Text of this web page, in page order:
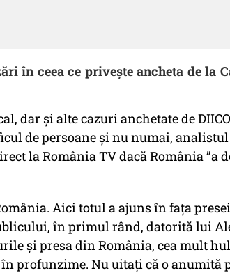
în ceea ce privește ancheta de la
dar și alte cazuri anchetate de
de persoane și nu numai,
la România TV dacă România ”a
Aici totul a ajuns în fața
în primul rând, datorită lui
și presa din România, cea mult
profunzime. Nu uitați că o anumită